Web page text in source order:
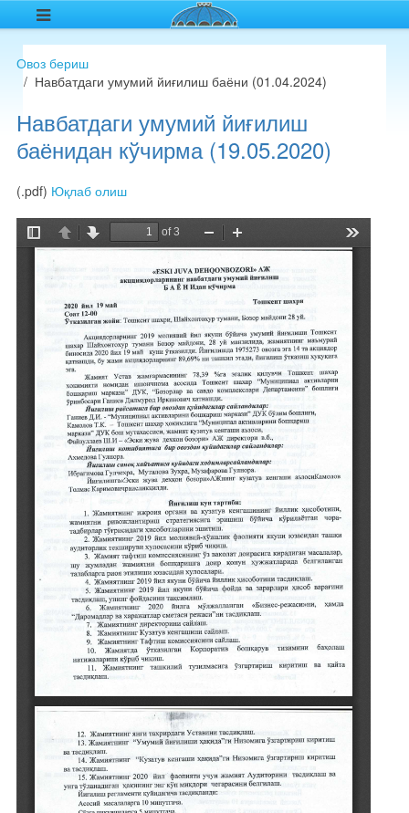
Овоз бериш
Навбатдаги умумий йиғилиш баёни (01.04.2024)
Навбатдаги умумий йиғилиш
баёнидан кўчирма (19.05.2020)
(.pdf) Юқлаб олиш